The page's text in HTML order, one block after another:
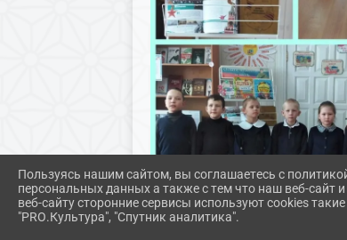
Пользуясь нашим сайтом, вы соглашаетесь с
персональных данных а также с тем что наш веб-сайт
веб-сайту сторонние сервисы используют cookies такие
"PRO.Культура", "Спутник аналитика".